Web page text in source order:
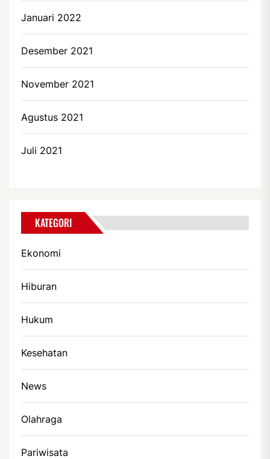
Januari 2022
Desember 2021
November 2021
Agustus 2021
Juli 2021
KATEGORI
Ekonomi
Hiburan
Hukum
Kesehatan
News
Olahraga
Pariwisata